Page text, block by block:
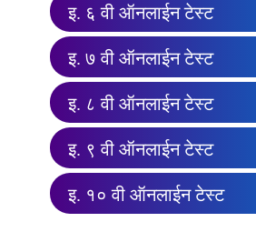
इ. ६ वी ऑनलाईन टेस्ट
इ. ७ वी ऑनलाईन टेस्ट
इ. ८ वी ऑनलाईन टेस्ट
इ. ९ वी ऑनलाईन टेस्ट
इ. १० वी ऑनलाईन टेस्ट